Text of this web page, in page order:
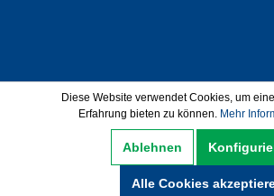
Diese Website verwendet Cookies, um
Erfahrung bieten zu können. Mehr
Ablehnen
Alle Cookies